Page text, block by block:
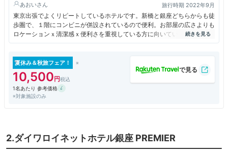
あおい 旅行時期 2022年9月
東京出張でよくリピートしているホテルです。新橋と銀座どちらからも徒
歩圏で、１階にコンビニが併設されているので便利。お部屋の広さよりも
ロケーションｘ清潔感ｘ便利さを重視している方に向いていると思いま
す。
客室アメニティはロビーから自由にとる形式ですが、これまでに泊まった
他のホテルよりも内容が充実していたのがリピートの決め手。スキンケア
アイテムはもちろん、お茶や入浴剤なんかも何種類か用意されているので
連泊中でも気分転換しやすかったです。
夏休み＆秋旅フェア！
10,500
1名あたり 参考価格
※対象施設のみ
2.ダイワロイネットホテル銀座 PREMIER